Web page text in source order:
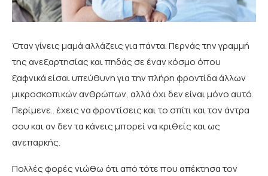
Όταν γίνεις μαμά αλλάζεις για πάντα. Περνάς την γραμμή
της ανεξαρτησίας και πηδάς σε έναν κόσμο όπου
ξαφνικά είσαι υπεύθυνη για την πλήρη φροντίδα άλλων
μικροσκοπικών ανθρώπων, αλλά όχι δεν είναι μόνο αυτό.
Περίμενε.. έχεις να φροντίσεις και το σπίτι και τον άντρα
σου και αν δεν τα κάνεις μπορεί να κριθείς και ως
ανεπαρκής.
Πολλές φορές νιώθω ότι από τότε που απέκτησα τον